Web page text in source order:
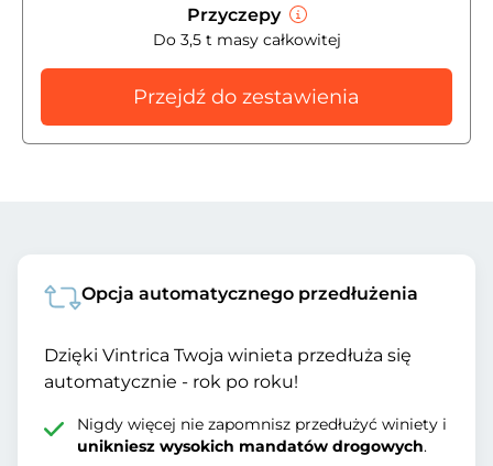
Przyczepy
Do 3,5 t masy całkowitej
Przejdź do zestawienia
Opcja automatycznego przedłużenia
Dzięki Vintrica Twoja winieta przedłuża się
automatycznie - rok po roku!
Nigdy więcej nie zapomnisz przedłużyć winiety i
unikniesz wysokich mandatów drogowych.